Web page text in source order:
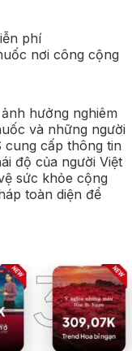
phí
nơi công cộng
hưởng nghiêm
và những người
cung cấp thông tin
độ của người Việt
sức khỏe cộng
toàn diện để